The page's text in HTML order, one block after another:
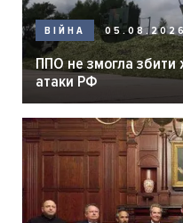
ВІЙНА
ППО не змогла збити
атаки РФ